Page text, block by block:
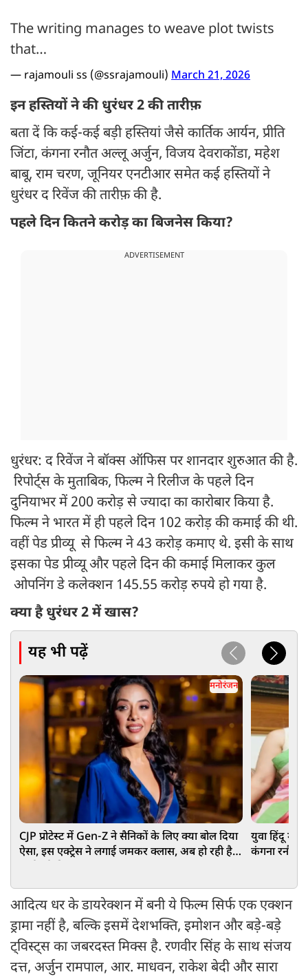
The writing manages to weave plot twists
that…
— rajamouli ss (@ssrajamouli) March 21, 2026
इन हस्तियों ने की धुरंधर 2 की तारीफ़
बता दें कि कई-कई बड़ी हस्तियां जैसे कार्तिक आर्यन, प्रीति
जिंटा, कंगना रनौत अल्लू अर्जुन, विजय देवराकोंडा, महेश
बाबू, राम चरण, जूनियर एनटीआर समेत कई हस्तियों ने
धुरंधर द रिवेंज की तारीफ़ की है.
पहले दिन कितने करोड़ का बिजनेस किया?
ADVERTISEMENT
धुरंधर: द रिवेंज ने बॉक्स ऑफिस पर शानदार शुरुआत की है.
रिपोर्ट्स के मुताबिक, फिल्म ने रिलीज के पहले दिन
दुनियाभर में 200 करोड़ से ज्यादा का कारोबार किया है.
फिल्म ने भारत में ही पहले दिन 102 करोड़ की कमाई की थी.
वहीं पेड प्रीव्यू से फिल्म ने 43 करोड़ कमाए थे. इसी के साथ
इसका पेड प्रीव्यू और पहले दिन की कमाई मिलाकर कुल
ओपनिंग डे कलेक्शन 145.55 करोड़ रुपये हो गया है.
क्या है धुरंधर 2 में खास?
यह भी पढ़ें
मनोरंजन
CJP प्रोटेस्ट में Gen-Z ने सैनिकों के लिए क्या बोल दिया
ऐसा, इस एक्ट्रेस ने लगाई जमकर क्लास, अब हो रही है
युवा हिंदू
कंगना रनौत,
आदित्य धर के डायरेक्शन में बनी ये फिल्म सिर्फ एक एक्शन
ड्रामा नहीं है, बल्कि इसमें देशभक्ति, इमोशन और बड़े-बड़े
ट्विस्ट्स का जबरदस्त मिक्स है. रणवीर सिंह के साथ संजय
दत्त, अर्जुन रामपाल, आर. माधवन, राकेश बेदी और सारा